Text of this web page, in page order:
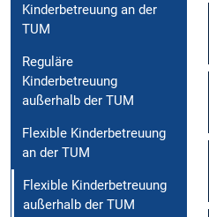
Kinderbetreuung an der
TUM
Reguläre
Kinderbetreuung
außerhalb der TUM
Flexible Kinderbetreuung
an der TUM
Flexible Kinderbetreuung
außerhalb der TUM